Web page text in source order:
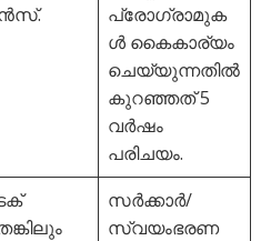
പ്രോഗ്രാമുക
ൾ കൈകാര്യം
ചെയ്യുന്നതിൽ
കുറഞ്ഞത് 5
വർഷം
പരിചയം.
സർക്കാർ/
സ്വയംഭരണ